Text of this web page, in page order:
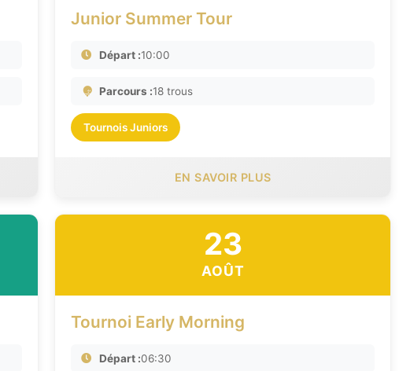
Junior Summer Tour
Départ :10:00
Parcours :18 trous
Tournois Juniors
EN SAVOIR PLUS
23
AOÛT
Tournoi Early Morning
Départ :06:30